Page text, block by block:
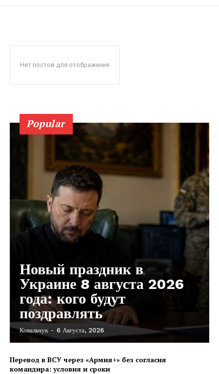
Нет постов для отображения
Popular
Новый праздник в
Украине 8 августа 2026
года: кого будут
поздравлять
Ковальчук - 6 Августа, 2026
Перевод в ВСУ через «Армия+» без согласия
командира: условия и сроки